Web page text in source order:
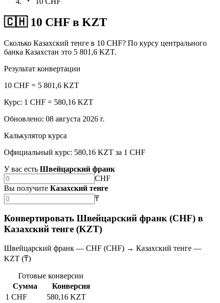
🇨🇭 10 CHF в KZT
Сколько Казахский тенге в 10 CHF? По курсу центрального
банка Казахстан это 5 801,6 KZT.
Результат конвертации
10 CHF = 5 801,6 KZT
Курс: 1 CHF = 580,16 KZT
Обновлено: 08 августа 2026 г.
Калькулятор курса
Официальный курс: 580,16 KZT за 1 CHF
У вас есть Швейцарский франк
CHF
Вы получите Казахский тенге
₸
Конвертировать Швейцарский франк (CHF) в
Казахский тенге (KZT)
Швейцарский франк — CHF (CHF) → Казахский тенге —
KZT (₸)
Готовые конверсии
Сумма
Конверсия
1 CHF
580,16 KZT